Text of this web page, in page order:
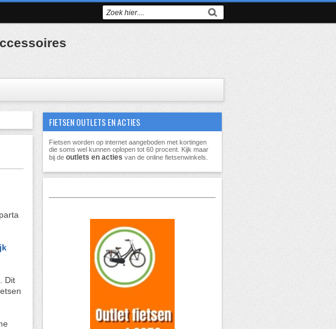
Dit
FIETSEN OUTLETS EN ACTIES
Fietsen worden op internet aangeboden met kortingen
die soms wel kunnen oplopen tot 60 procent . Kijk maar
bij de outlets en acties van de online fietsenwinkels.